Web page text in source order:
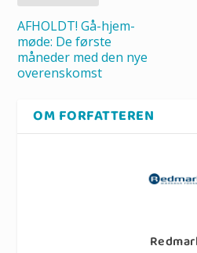
AFHOLDT! Gå-hjem-
møde: De første
måneder med den nye
overenskomst
OM FORFATTEREN